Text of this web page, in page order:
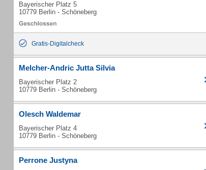
Bayerischer Platz 5
10779 Berlin - Schöneberg
Gratis-Digitalcheck
Melcher-Andric Jutta Silvia
Bayerischer Platz 2
10779 Berlin - Schöneberg
Olesch Waldemar
Bayerischer Platz 4
10779 Berlin - Schöneberg
Perrone Justyna